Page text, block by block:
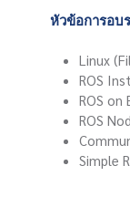
หัวข้อการอบ
Linux
ROS
ROS on
ROS
Simple